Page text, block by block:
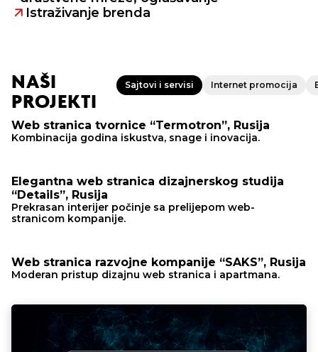
Istraživanje brenda
NAŠI
PROJEKTI
Sajtovi i servisi Internet promocija
Web stranica tvornice “Termotron”, Rusija
Kombinacija godina iskustva, snage i inovacija.
Elegantna web stranica dizajnerskog studija
“Details”, Rusija
Prekrasan interijer počinje sa prelijepom web-
stranicom kompanije.
Web stranica razvojne kompanije “SAKS”, Rusija
Moderan pristup dizajnu web stranica i apartmana.